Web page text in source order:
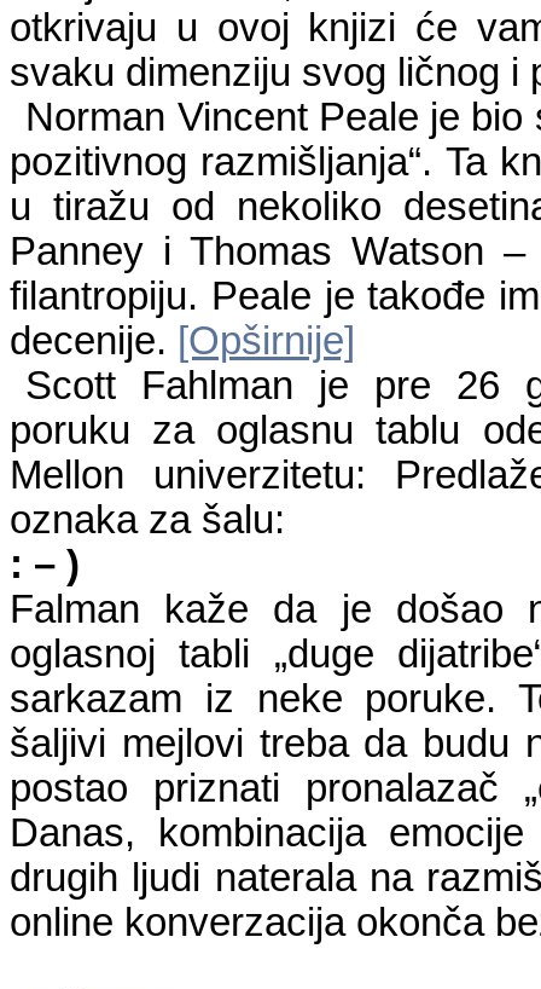
otkrivaju u ovoj knjizi će
svaku dimenziju svog ličnog
Norman Vincent Peale je
pozitivnog razmišljanja“. Ta
u tiražu od nekoliko
Panney i Thomas Watson
filantropiju. Peale je takođe
decenije. [Opširnije]
Scott Fahlman je pre 26
poruku za oglasnu tablu
Mellon univerzitetu:
oznaka za šalu:
: – )
Falman kaže da je došao
oglasnoj tabli „duge
sarkazam iz neke poruke.
šaljivi mejlovi treba da budu
postao priznati pronalazač
Danas, kombinacija
drugih ljudi naterala na
online konverzacija okonča